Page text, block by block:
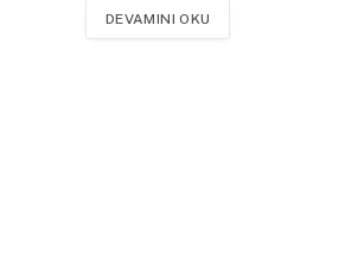
DEVAMINI OKU